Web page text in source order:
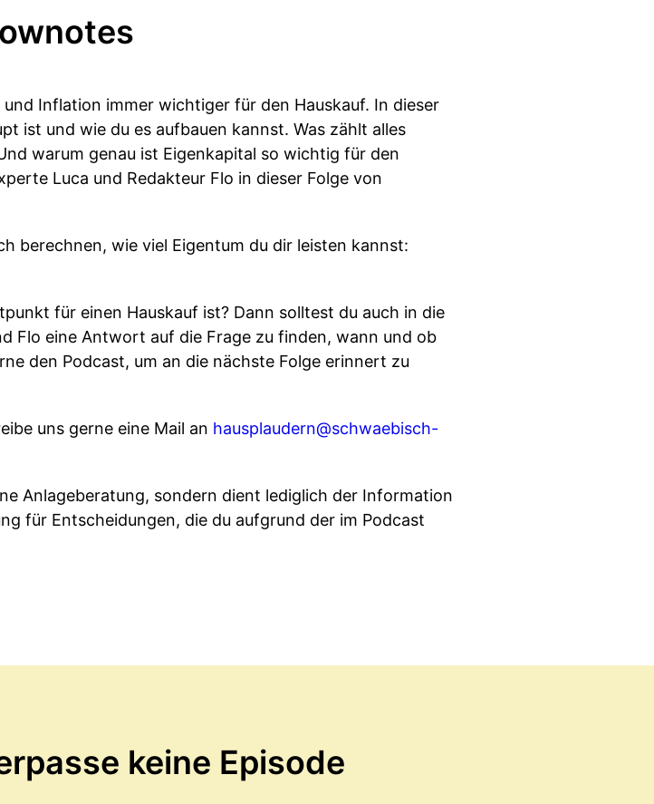
Inflation immer wichtiger für den Hauskauf. In dieser
ist und wie du es aufbauen kannst. Was zählt alles
warum genau ist Eigenkapital so wichtig für den
Luca und Redakteur Flo in dieser Folge von
berechnen, wie viel Eigentum du dir leisten kannst:
für einen Hauskauf ist? Dann solltest du auch in die
Flo eine Antwort auf die Frage zu finden, wann und ob
den Podcast, um an die nächste Folge erinnert zu
uns gerne eine Mail an hausplaudern@schwaebisch-
Anlageberatung, sondern dient lediglich der Information
für Entscheidungen, die du aufgrund der im Podcast
keine Episode